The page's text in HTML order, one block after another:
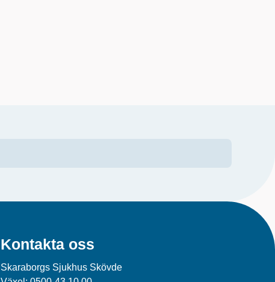
Kontakta oss
Skaraborgs Sjukhus Skövde